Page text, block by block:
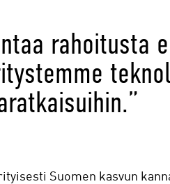
rahoitusta
Suomen kasvun